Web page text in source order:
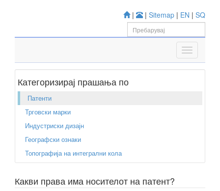
| | Sitemap | EN | SQ
Категоризирај прашања по
Патенти
Трговски марки
Индустриски дизајн
Географски ознаки
Топографија на интегрални кола
Какви права има носителот на патент?